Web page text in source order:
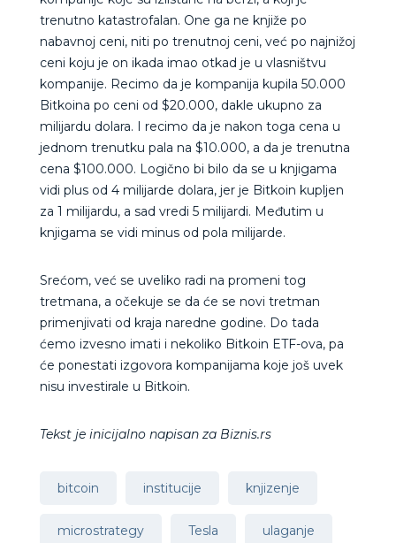
trenutno katastrofalan. One ga ne knjiže po
nabavnoj ceni, niti po trenutnoj ceni, već po najnižoj
ceni koju je on ikada imao otkad je u vlasništvu
kompanije. Recimo da je kompanija kupila 50.000
Bitkoina po ceni od $20.000, dakle ukupno za
milijardu dolara. I recimo da je nakon toga cena u
jednom trenutku pala na $10.000, a da je trenutna
cena $100.000. Logično bi bilo da se u knjigama
vidi plus od 4 milijarde dolara, jer je Bitkoin kupljen
za 1 milijardu, a sad vredi 5 milijardi. Međutim u
knjigama se vidi minus od pola milijarde.
Srećom, već se uveliko radi na promeni tog
tretmana, a očekuje se da će se novi tretman
primenjivati od kraja naredne godine. Do tada
ćemo izvesno imati i nekoliko Bitkoin ETF-ova, pa
će ponestati izgovora kompanijama koje još uvek
nisu investirale u Bitkoin.
Tekst je inicijalno napisan za Biznis.rs
bitcoin institucije knjizenje
microstrategy Tesla ulaganje